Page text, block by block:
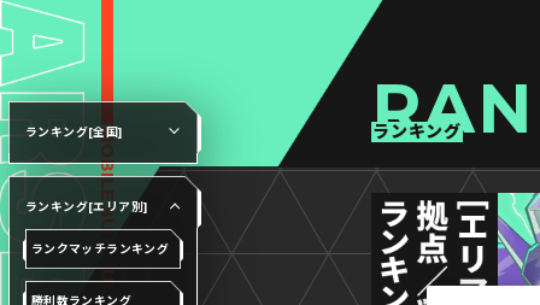
ランキング
ランキング[全国]
ランキング[エリア別]
ランクマッチランキング
勝利数ランキング